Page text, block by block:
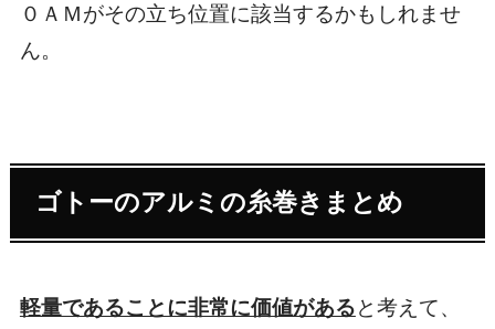
０ＡＭがその立ち位置に該当するかもしれませ
ん。
ゴトーのアルミの糸巻きまとめ
軽量であることに非常に価値があると考えて、